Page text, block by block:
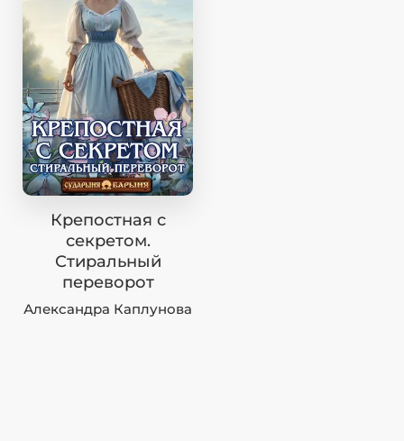
Крепостная с
секретом.
Стиральный
переворот
Александра Каплунова